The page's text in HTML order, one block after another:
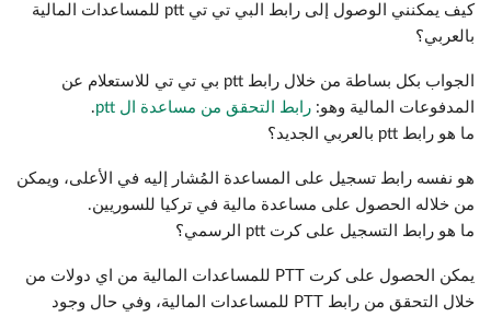
كيف يمكنني الوصول إلى رابط البي تي تي ptt للمساعدات المالية
بالعربي؟
الجواب بكل بساطة من خلال رابط ptt بي تي تي للاستعلام عن
المدفوعات المالية وهو: رابط التحقق من مساعدة ال ptt
.
ما هو رابط ptt بالعربي الجديد؟
هو نفسه رابط تسجيل على المساعدة المُشار إليه في الأعلى، ويمكن
من خلاله الحصول على مساعدة مالية في تركيا للسوريين.
ما هو رابط التسجيل على كرت ptt الرسمي؟
يمكن الحصول على كرت PTT للمساعدات المالية من اي دولات من
خلال التحقق من رابط PTT للمساعدات المالية، وفي حال وجود